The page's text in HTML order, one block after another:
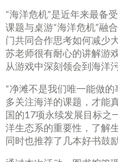
“海洋危机”是近年来最备
课题与桌游“海洋危机”融
门共同合作思考如何减少
苏老师很有耐心的讲解游
从游戏中深刻领会到海洋
“净滩不是我们唯一能做的
多关注海洋的课题，才能
国的17项永续发展目标之
洋生态系的重要性，了解
同时也推荐了几本好书鼓